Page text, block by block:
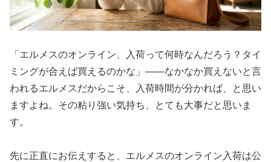
「エルメスのオンライン、入荷って何時なんだろう？タイ
ミングが合えば買えるのかな」——なかなか買えないと言
われるエルメスだからこそ、入荷時間が分かれば、と思い
ますよね。その粘り強い気持ち、とても大事だと思いま
す。
先に正直にお伝えすると、エルメスのオンライン入荷は公